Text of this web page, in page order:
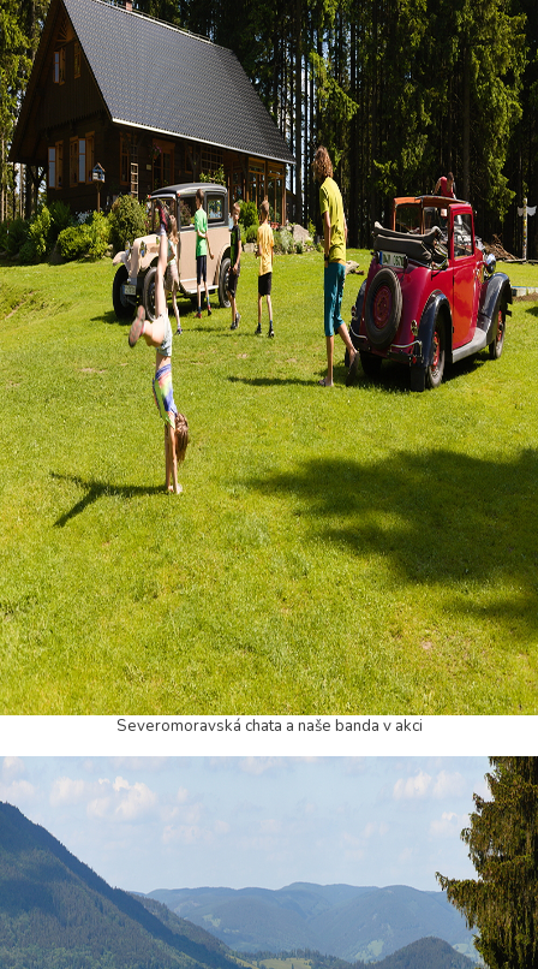
Severomoravská chata a naše banda v akci